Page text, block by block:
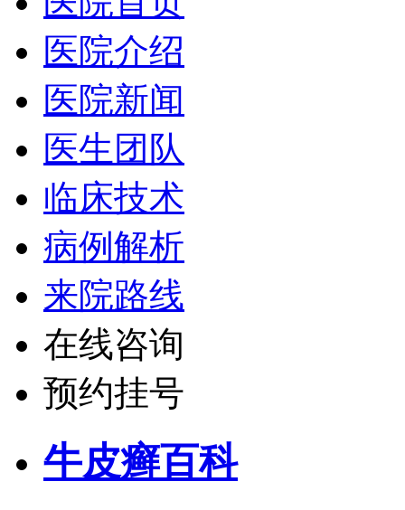
医院介绍
医院新闻
医生团队
临床技术
病例解析
来院路线
在线咨询
预约挂号
牛皮癣百科